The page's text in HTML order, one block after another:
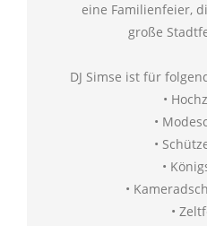
eine Familienfeier,
große
DJ Simse ist für
•
•
•
•
•
•